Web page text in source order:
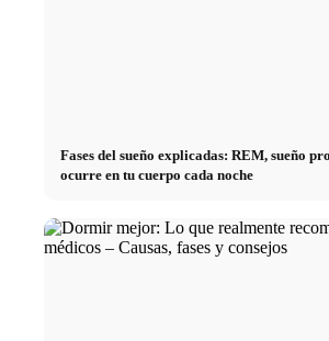
Fases del sueño explicadas: REM, sueño
ocurre en tu cuerpo cada noche